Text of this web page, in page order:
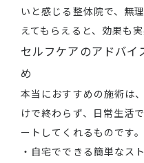
いと感じる整体院で、無
えてもらえると、効果も
セルフケアのアドバ
め
本当におすすめの施術は
けで終わらず、日常生活
ートしてくれるものです。
・自宅でできる簡単なス